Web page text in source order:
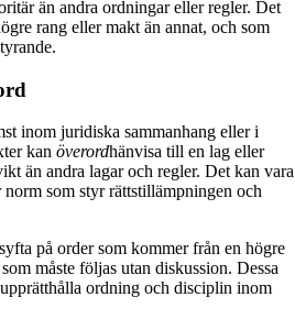
än andra ordningar eller regler. Det
rang eller makt än annat, och som
inom juridiska sammanhang eller i
kan överordhänvisa till en lag eller
än andra lagar och regler. Det kan vara
som styr rättstillämpningen och
syfta på order som kommer från en högre
måste följas utan diskussion. Dessa
ordning och disciplin inom